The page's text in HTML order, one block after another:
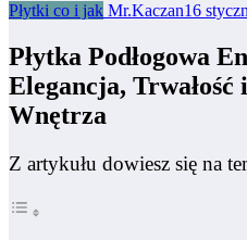
Płytki co i jak Mr.Kaczan16
Płytka Podłogowa
Elegancja,
Wnętrza
Z artykułu dowiesz się na